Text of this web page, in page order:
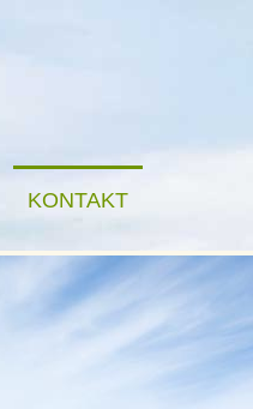
KONTAKT